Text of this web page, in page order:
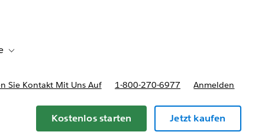
Toggle sub-navigation for Bereitstellungsoptionen und Preise
Sie Kontakt Mit Uns Auf 1-800-270-6977 Anmelden
Kostenlos starten Jetzt kaufen